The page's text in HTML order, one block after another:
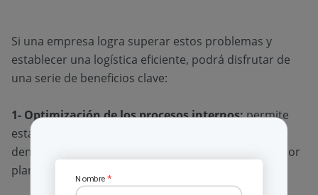
Si una empresa logra superar estos problemas y
establecer una logística eficiente, podrá disfrutar de
una serie de beneficios clave:
1- Optimización de los procesos internos:permite
establecer procesos más eficientes y coordinados
dentro de la empresa, lo que se traduce en una mejor
planificación y ejecución de las operaciones.
Nombre *